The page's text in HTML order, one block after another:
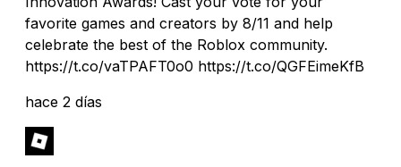
favorite games and creators by 8/11 and help
celebrate the best of the Roblox community.
https://t.co/vaTPAFT0o0 https://t.co/QGFEimeKfB
hace 2 días